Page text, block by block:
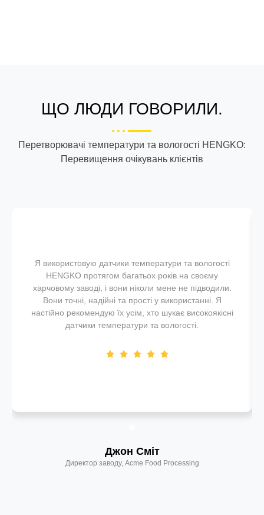
ЩО ЛЮДИ ГОВОРИЛИ.
Перетворювачі температури та вологості HENGKO:
Перевищення очікувань клієнтів
Джон Сміт
Директор заводу, Acme Food Processing
Я використовую датчики температури та вологості
HENGKO протягом багатьох років на своєму
харчовому заводі, і вони ніколи мене не підводили.
Вони точні, надійні та прості у використанні. Я
настійно рекомендую їх усім, хто шукає високоякісні
датчики температури та вологості.